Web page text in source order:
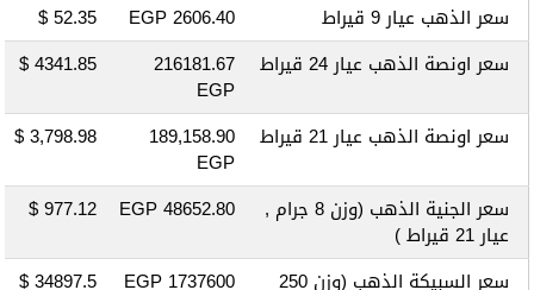
سعر الذهب عيار 9 قيراط
2606.40 EGP
52.35 $
سعر اونصة الذهب عيار 24 قيراط
216181.67
EGP
4341.85 $
سعر اونصة الذهب عيار 21 قيراط 189,158.90
EGP
3,798.98 $
سعر الجنية الذهب (وزن 8 جرام ,
عيار 21 قيراط )
48652.80 EGP
977.12 $
سعر السبيكة الذهب (وزن 250 1737600 EGP
34897.5 $